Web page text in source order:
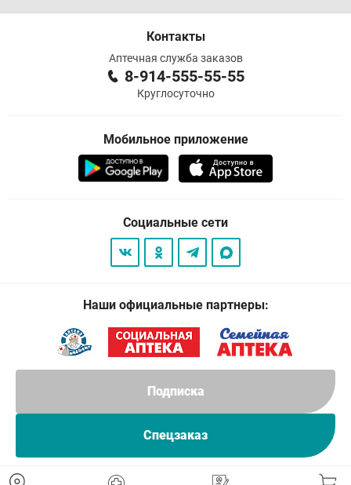
Подписка
Спецзаказ
Контакты
Аптечная служба заказов
8-914-555-55-55
Круглосуточно
Мобильное приложение
Социальные сети
Наши официальные партнеры: